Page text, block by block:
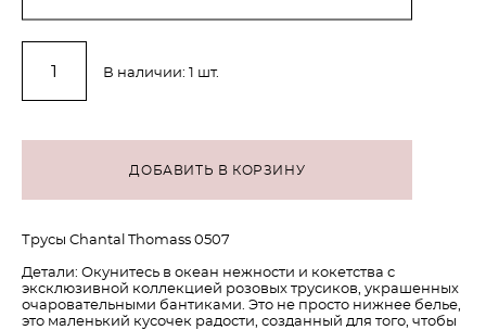
В наличии: 1 шт.
ДОБАВИТЬ В КОРЗИНУ
Трусы Chantal Thomass 0507
Детали: Окунитесь в океан нежности и кокетства с
эксклюзивной коллекцией розовых трусиков, украшенных
очаровательными бантиками. Это не просто нижнее белье,
это маленький кусочек радости, созданный для того, чтобы